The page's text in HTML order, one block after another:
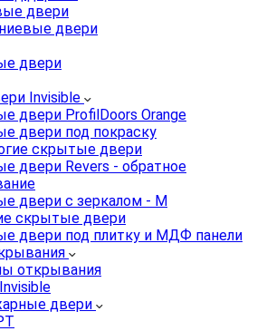
двери
двери
двери
Invisible
двери ProfilDoors Orange
двери под покраску
скрытые двери
двери Revers - обратное
двери с зеркалом - M
скрытые двери
двери под плитку и МДФ панели
открывания
двери